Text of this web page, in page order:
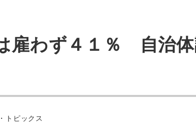
雇わず４１％ 自治体
トピックス